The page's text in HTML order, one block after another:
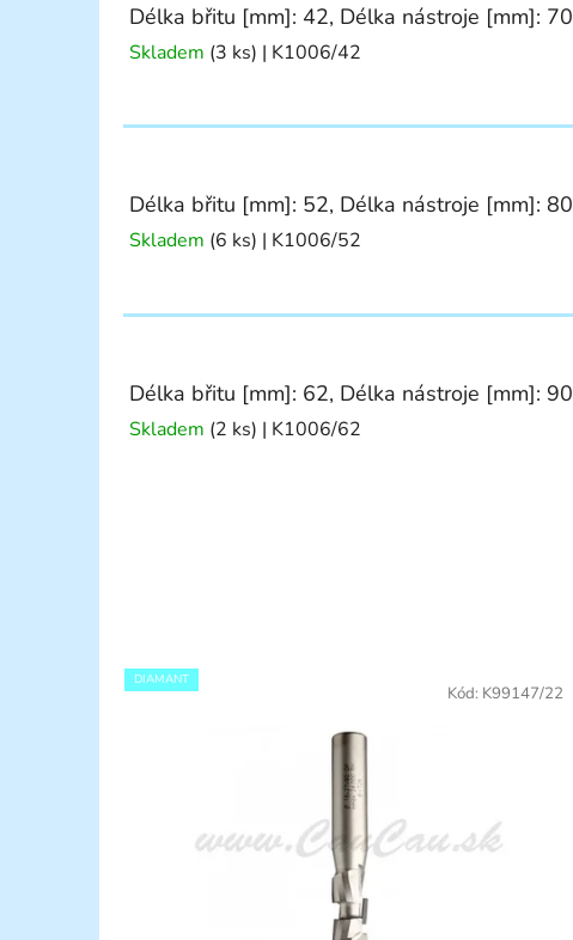
Délka břitu [mm]: 42, Délka nástroje [mm]: 70
Skladem (3 ks) | K1006/42
Délka břitu [mm]: 52, Délka nástroje [mm]: 80
Skladem (6 ks) | K1006/52
Délka břitu [mm]: 62, Délka nástroje [mm]: 90
Skladem (2 ks) | K1006/62
DIAMANT
Kód: K99147/22